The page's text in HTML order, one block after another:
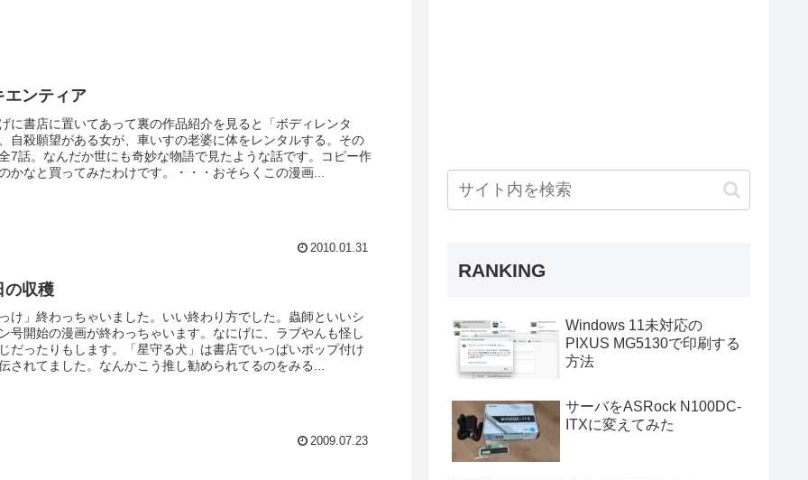
エンティア
に書店に置いてあって裏の作品紹介を見ると「ボディレンタ
自殺願望がある女が、車いすの老婆に体をレンタルする。その
7話。なんだか世にも奇妙な物語で見たような話です。コピー作
かなと買ってみたわけです。・・・おそらくこの漫画...
2010.01.31
の収穫
け」終わっちゃいました。いい終わり方でした。蟲師といいシ
号開始の漫画が終わっちゃいます。なにげに、ラブやんも怪し
だったりもします。「星守る犬」は書店でいっぱいポップ付け
されてました。なんかこう推し勧められてるのをみる...
2009.07.23
RANKING
Windows 11未対応の
PIXUS MG5130で印刷する
方法
サーバをASRock N100DC-
ITXに変えてみた